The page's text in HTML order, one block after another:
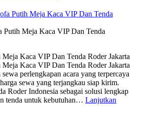
Putih Meja Kaca VIP Dan Tenda
Kaca VIP Dan Tenda Roder Jakarta
Kaca VIP Dan Tenda Roder Jakarta
perlengkapan acara yang terpercaya
sewa yang terjangkau siap kirim.
Roder Indonesia sebagai solusi lengkap
tenda untuk kebutuhan… Lanjutkan